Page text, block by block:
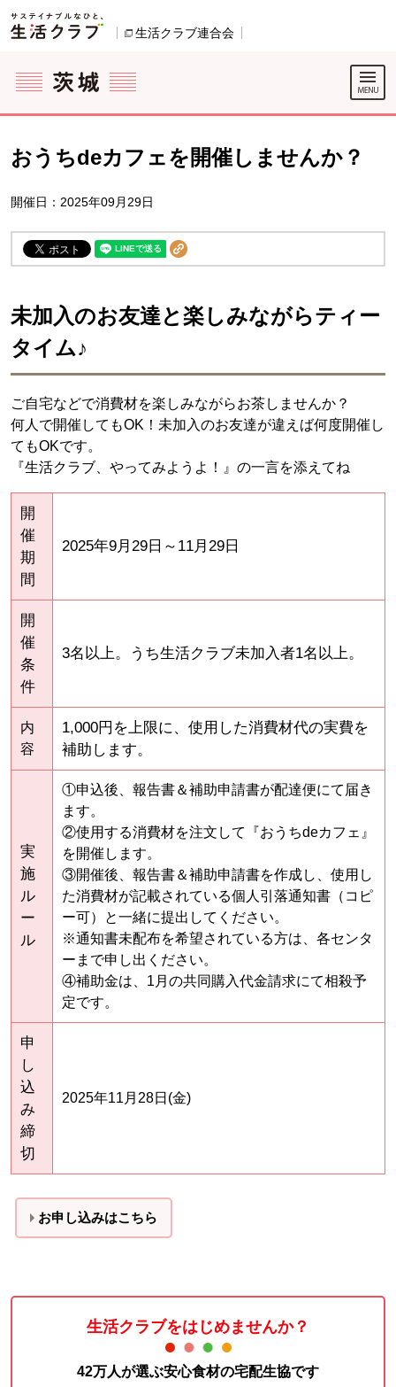
ページの先頭です。
生活クラブ連合会
ここからサイト内共通メニューです。
サイト内共通メニューをスキップする
サイト内共通メニューここまで。
おうちdeカフェを開催しませんか？
開催日：2025年09月29日
未加入のお友達と楽しみながらティー
タイム♪
ご自宅などで消費材を楽しみながらお茶しませんか？
何人で開催してもOK！未加入のお友達が違えば何度開催し
てもOKです。
『生活クラブ、やってみようよ！』の一言を添えてね
開
催
期
間
2025年9月29日～11月29日
開
催
条
件
3名以上。うち生活クラブ未加入者1名以上。
内
容
1,000円を上限に、使用した消費材代の実費を
補助します。
実
施
ル
ー
ル
①申込後、報告書＆補助申請書が配達便にて届き
ます。
②使用する消費材を注文して『おうちdeカフェ』
を開催します。
③開催後、報告書＆補助申請書を作成し、使用し
た消費材が記載されている個人引落通知書（コピ
ー可）と一緒に提出してください。
※通知書未配布を希望されている方は、各センタ
ーまで申し出ください。
④補助金は、1月の共同購入代金請求にて相殺予
定です。
申
し
込
み
締
切
2025年11月28日(金)
お申し込みはこちら
生活クラブをはじめませんか？
42万人が選ぶ安心食材の宅配生協です